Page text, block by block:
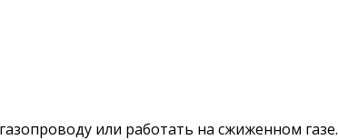
или работать на сжиженном газе.